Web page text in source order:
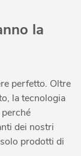
la
perfetto. Oltre
la tecnologia
dei nostri
prodotti di